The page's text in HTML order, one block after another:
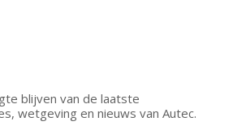
blijven van de laatste
wetgeving en nieuws van Autec.